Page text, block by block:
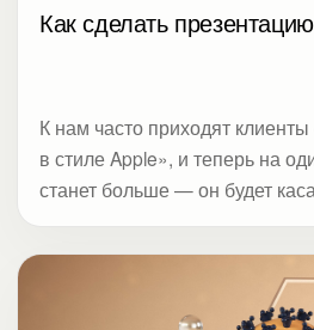
Как сделать
К нам часто приходят
в стиле Apple», и теперь на
станет больше — он будет
подробный разбор, на каких
сценарий вводного дня
WWDC20. Разбор состоит из